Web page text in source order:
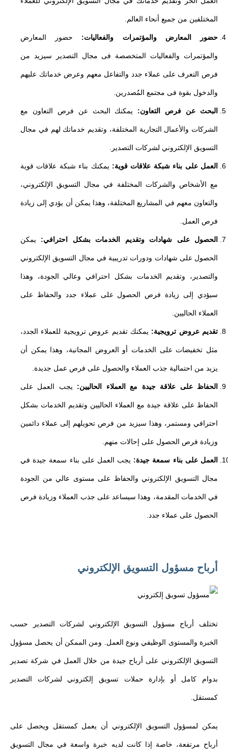
المختلفين من جميع أنحاء العالم.
حضور المعارض والمؤتمرات والفعاليات: حضور المعارض
والمؤتمرات والفعاليات المتخصصة فى مجال التصدير سيزيد من
فرص التعرف على عملاء جدد والتفاعل معهم وعرض خدماتك عليهم
والدخول بقوة فى مجتمع المُصدرين.
البحث عن فرص التعاون: يمكنك البحث عن فرص التعاون مع
الشركات والأعمال التجارية المختلفة، وتقديم خدماتك لهم في مجال
التسويق الإلكتروني لشركات التصدير.
العمل على بناء شبكة علاقات قوية: يمكنك بناء شبكة علاقات قوية
مع الأشخاص والشركات المختلفة في مجال التسويق الإلكتروني،
والتعاون معهم في المشاريع المختلفة، وهذا يمكن أن يؤدي إلى زيادة
فرص العمل.
الحصول على شهادات وتقديم الخدمات بشكل احترافي: يمكن
الحصول على شهادات ودورات تدريبية في مجال التسويق الإلكتروني
والتصدير، وتقديم الخدمات بشكل احترافي وعالي الجودة، وهذا
سيؤدي إلى زيادة فرص الحصول على عملاء جدد والحفاظ على
العملاء الحاليين.
تقديم عروض ترويجية: يمكنك تقديم عروض ترويجية للعملاء الجدد،
مثل تخفيضات على الخدمات أو العروض المجانية، وهذا يمكن أن
يزيد من احتمالية جذب العملاء والحصول على فرص عمل جديدة.
الحفاظ على علاقة جيدة مع العملاء الحاليين: يجب العمل على
الحفاظ على علاقة جيدة مع العملاء الحاليين وتقديم الخدمات بشكل
احترافي ومستمر، وهذا سيزيد من فرص تحويلهم إلى عملاء دائمين
وزيادة فرص الحصول على إحالات منهم.
العمل على بناء سمعة جيدة: يجب العمل على بناء سمعة جيدة في
مجال التسويق الإلكتروني والحفاظ على مستوى عالي من الجودة
في الخدمات المقدمة، وهذا سيساعد على جذب العملاء وزيادة فرص
الحصول على عملاء جدد.
أرباح مسؤول التسويق الإلكتروني
تختلف أرباح مسؤول التسويق الإلكتروني لشركات التصدير حسب
الخبرة والمستوى الوظيفي ونوع العمل. ومن الممكن أن يحصل مسؤول
التسويق الإلكتروني على أرباح جيدة من خلال العمل في شركة تصدير
بدوام كامل أو بإدارة حملات تسويق إلكتروني لشركات التصدير
كمستقل.
يمكن لمسؤول التسويق الإلكتروني أن يعمل كمستقل ويحصل على
أرباح مرتفعة، خاصة إذا كانت لديه خبرة واسعة في مجال التسويق